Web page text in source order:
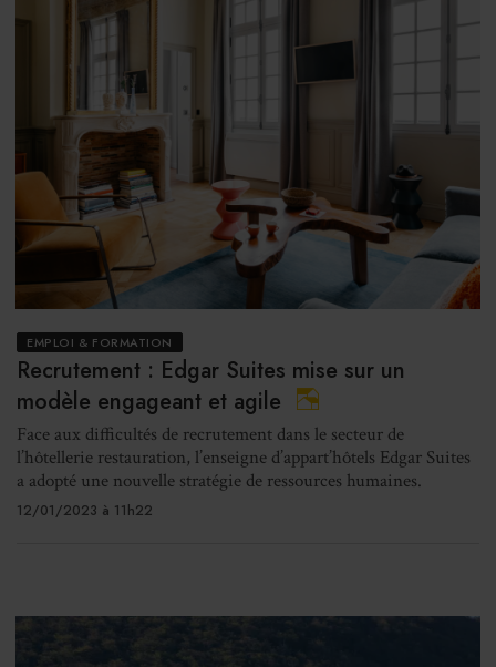
EMPLOI & FORMATION
Recrutement : Edgar Suites mise sur un
modèle engageant et agile
Face aux difficultés de recrutement dans le secteur de
l’hôtellerie restauration, l’enseigne d’appart’hôtels Edgar Suites
a adopté une nouvelle stratégie de ressources humaines.
12/01/2023 à 11h22